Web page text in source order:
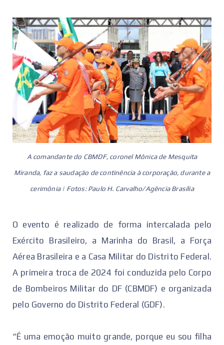
A comandante do CBMDF, coronel Mônica de Mesquita
Miranda, faz a saudação de continência à corporação, durante a
cerimônia | Fotos: Paulo H. Carvalho/Agência Brasília
O evento é realizado de forma intercalada pelo
Exército Brasileiro, a Marinha do Brasil, a Força
Aérea Brasileira e a Casa Militar do Distrito Federal.
A primeira troca de 2024 foi conduzida pelo Corpo
de Bombeiros Militar do DF (CBMDF) e organizada
pelo Governo do Distrito Federal (GDF).
“É uma emoção muito grande, porque eu sou filha